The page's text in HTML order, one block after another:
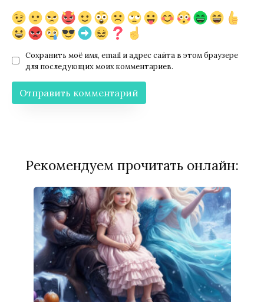
Сохранить моё имя, email и адрес сайта в этом браузере
для последующих моих комментариев.
Рекомендуем прочитать онлайн: